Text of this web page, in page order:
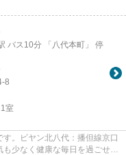
バス10分 「八代本町」 停
8
1室
。ビヤン北八代：播但線京口
少なく健康な毎日を過ごせま